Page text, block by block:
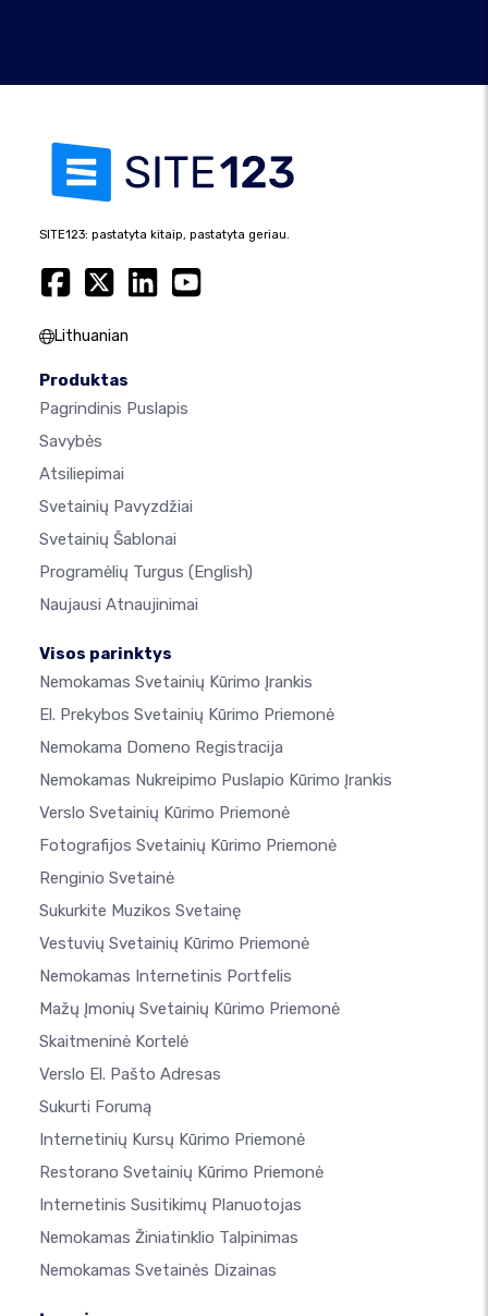
SITE123: pastatyta kitaip, pastatyta geriau.
Lithuanian
Produktas
Pagrindinis Puslapis
Savybės
Atsiliepimai
Svetainių Pavyzdžiai
Svetainių Šablonai
Programėlių Turgus (English)
Naujausi Atnaujinimai
Visos parinktys
Nemokamas Svetainių Kūrimo Įrankis
El. Prekybos Svetainių Kūrimo Priemonė
Nemokama Domeno Registracija
Nemokamas Nukreipimo Puslapio Kūrimo Įrankis
Verslo Svetainių Kūrimo Priemonė
Fotografijos Svetainių Kūrimo Priemonė
Renginio Svetainė
Sukurkite Muzikos Svetainę
Vestuvių Svetainių Kūrimo Priemonė
Nemokamas Internetinis Portfelis
Mažų Įmonių Svetainių Kūrimo Priemonė
Skaitmeninė Kortelė
Verslo El. Pašto Adresas
Sukurti Forumą
Internetinių Kursų Kūrimo Priemonė
Restorano Svetainių Kūrimo Priemonė
Internetinis Susitikimų Planuotojas
Nemokamas Žiniatinklio Talpinimas
Nemokamas Svetainės Dizainas